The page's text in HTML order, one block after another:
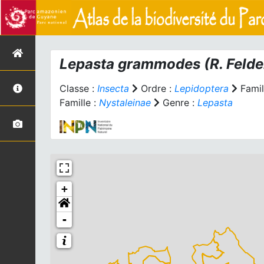
Lepasta grammodes (R.
Classe : Insecta Ordre : Lepidoptera
Famille : Nystaleinae Genre : Lepasta
+
-